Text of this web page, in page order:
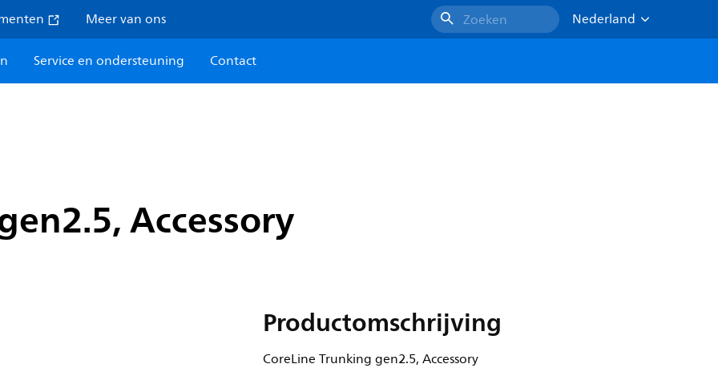
Meer van ons Zoeken
Nederland
Service en ondersteuning Contact
Accessory
Productomschrijving
CoreLine Trunking gen2.5, Accessory